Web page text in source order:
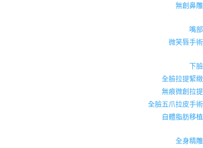
無創鼻雕
嘴部
微笑唇手術
下臉
全臉拉提緊緻
無痕微創拉提
全臉五爪拉皮手術
自體脂肪移植
全身精雕